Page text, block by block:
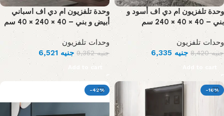
وحدة تلفزيون ام دي اف أسود و
بني – 40 × 40 × 240 سم
وحدات تلفزيون
جنيه8,420 جنيه
Add to cart
وحدة تلفزيون ام دي اف اسباني
أبيض و بني – 40 × 240 × 40 سم
وحدات تلفزيون
جنيه9,352 جنيه
Add to cart
-16%
-42%